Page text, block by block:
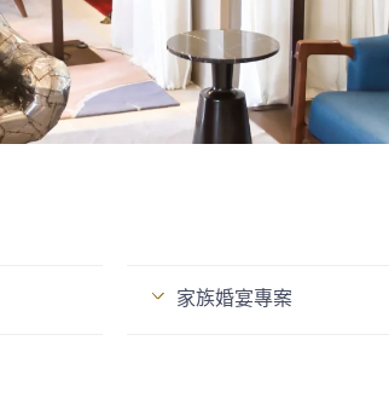
家族婚宴專案